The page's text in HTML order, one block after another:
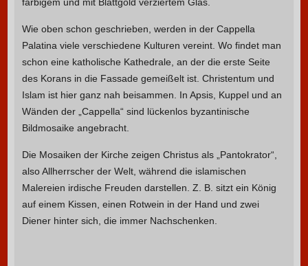
Wie oben schon geschrieben, werden in der Cappella
Palatina viele verschiedene Kulturen vereint. Wo findet man
schon eine katholische Kathedrale, an der die erste Seite
des Korans in die Fassade gemeißelt ist. Christentum und
Islam ist hier ganz nah beisammen. In Apsis, Kuppel und an
Wänden der „Cappella“ sind lückenlos byzantinische
Bildmosaike angebracht.
Die Mosaiken der Kirche zeigen Christus als „Pantokrator“,
also Allherrscher der Welt, während die islamischen
Malereien irdische Freuden darstellen. Z. B. sitzt ein König
auf einem Kissen, einen Rotwein in der Hand und zwei
Diener hinter sich, die immer Nachschenken.